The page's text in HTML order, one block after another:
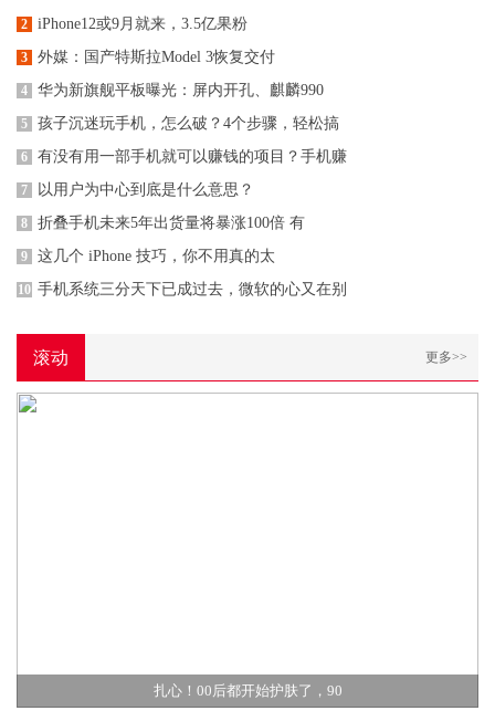
2 iPhone12或9月就来，3.5亿果粉
3 外媒：国产特斯拉Model 3恢复交付
4 华为新旗舰平板曝光：屏内开孔、麒麟990
5 孩子沉迷玩手机，怎么破？4个步骤，轻松搞
6 有没有用一部手机就可以赚钱的项目？手机赚
7 以用户为中心到底是什么意思？
8 折叠手机未来5年出货量将暴涨100倍 有
9 这几个 iPhone 技巧，你不用真的太
10 手机系统三分天下已成过去，微软的心又在别
滚动 更多>>
扎心！00后都开始护肤了，90